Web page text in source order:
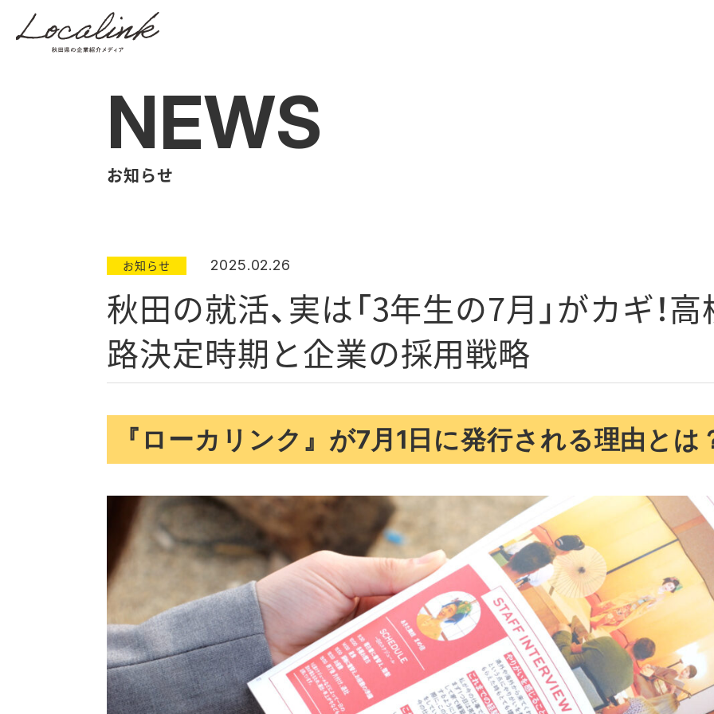
NEWS
お知らせ
お知らせ 2025.02.26
秋田の就活、実は「3年生の7月」がカギ！
路決定時期と企業の採用戦略
『ローカリンク』が7月1日に発行される理由とは